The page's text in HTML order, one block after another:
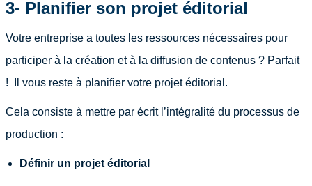
3- Planifier son projet éditorial
Votre entreprise a toutes les ressources nécessaires pour
participer à la création et à la diffusion de contenus ? Parfait
! Il vous reste à planifier votre projet éditorial.
Cela consiste à mettre par écrit l’intégralité du processus de
production :
Définir un projet éditorial